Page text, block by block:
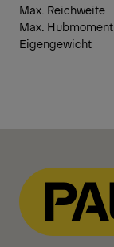
Max. Reichweite
Max. Hubmoment
Eigengewicht